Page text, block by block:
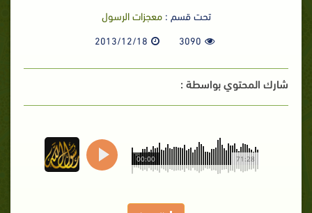
تحت قسم :معجزات الرسول
3090
2013/12/18
شارك المحتوي بواسطة :
71:28
00:00